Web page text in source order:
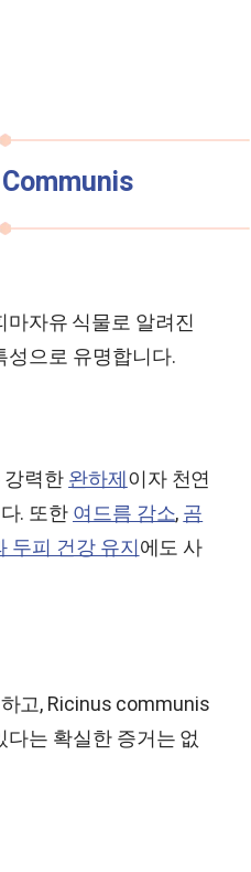
자유 식물로 알려진
성으로 유명합니다.
강력한 완하제이자 천연
. 또한 여드름 감소, 곰
두피 건강 유지에도 사
고, Ricinus communis
다는 확실한 증거는 없